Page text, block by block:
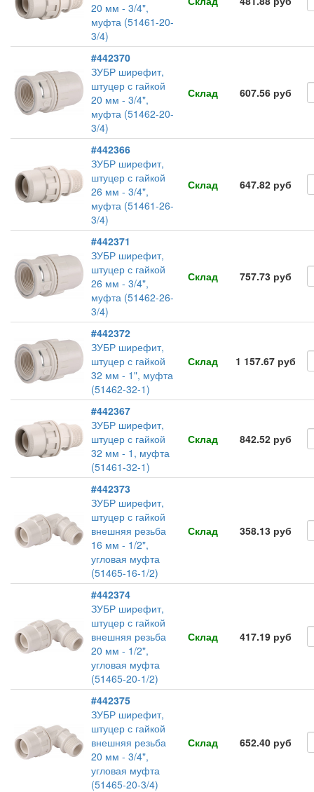
20 мм - 3/4",
муфта (51461-20-
3/4)
#442370
ЗУБР ширефит,
штуцер с гайкой
20 мм - 3/4",
муфта (51462-20-
3/4)
Склад 607.56 руб
#442366
ЗУБР ширефит,
штуцер с гайкой
26 мм - 3/4",
муфта (51461-26-
3/4)
Склад 647.82 руб
#442371
ЗУБР ширефит,
штуцер с гайкой
26 мм - 3/4",
муфта (51462-26-
3/4)
Склад 757.73 руб
#442372
ЗУБР ширефит,
штуцер с гайкой
32 мм - 1", муфта
(51462-32-1)
Склад 1 157.67 руб
#442367
ЗУБР ширефит,
штуцер с гайкой
32 мм - 1, муфта
(51461-32-1)
Склад 842.52 руб
#442373
ЗУБР ширефит,
штуцер с гайкой
внешняя резьба
16 мм - 1/2",
угловая муфта
(51465-16-1/2)
Склад 358.13 руб
#442374
ЗУБР ширефит,
штуцер с гайкой
внешняя резьба
20 мм - 1/2",
угловая муфта
(51465-20-1/2)
Склад 417.19 руб
#442375
ЗУБР ширефит,
штуцер с гайкой
внешняя резьба
20 мм - 3/4",
угловая муфта
(51465-20-3/4)
Склад 652.40 руб